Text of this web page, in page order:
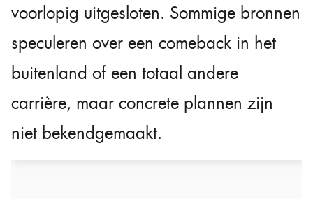
voorlopig uitgesloten. Sommige bronnen
speculeren over een comeback in het
buitenland of een totaal andere
carrière, maar concrete plannen zijn
niet bekendgemaakt.